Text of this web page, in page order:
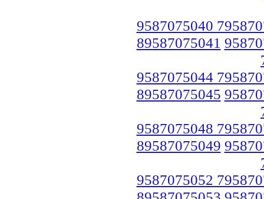
9587075040
89587075041
9587075044
89587075045
9587075048
89587075049
9587075052